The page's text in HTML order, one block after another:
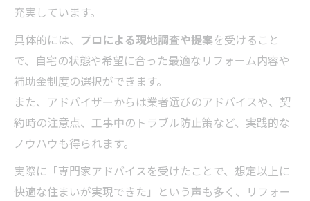
充実しています。
具体的には、 プロによる現地調査や提案を受けること
で、自宅の状態や希望に合った最適なリフォーム内容や
補助金制度の選択ができます。
また、アドバイザーからは業者選びのアドバイスや、契
約時の注意点、工事中のトラブル防止策など、実践的な
ノウハウも得られます。
実際に「専門家アドバイスを受けたことで、想定以上に
快適な住まいが実現できた」という声も多く、リフォー